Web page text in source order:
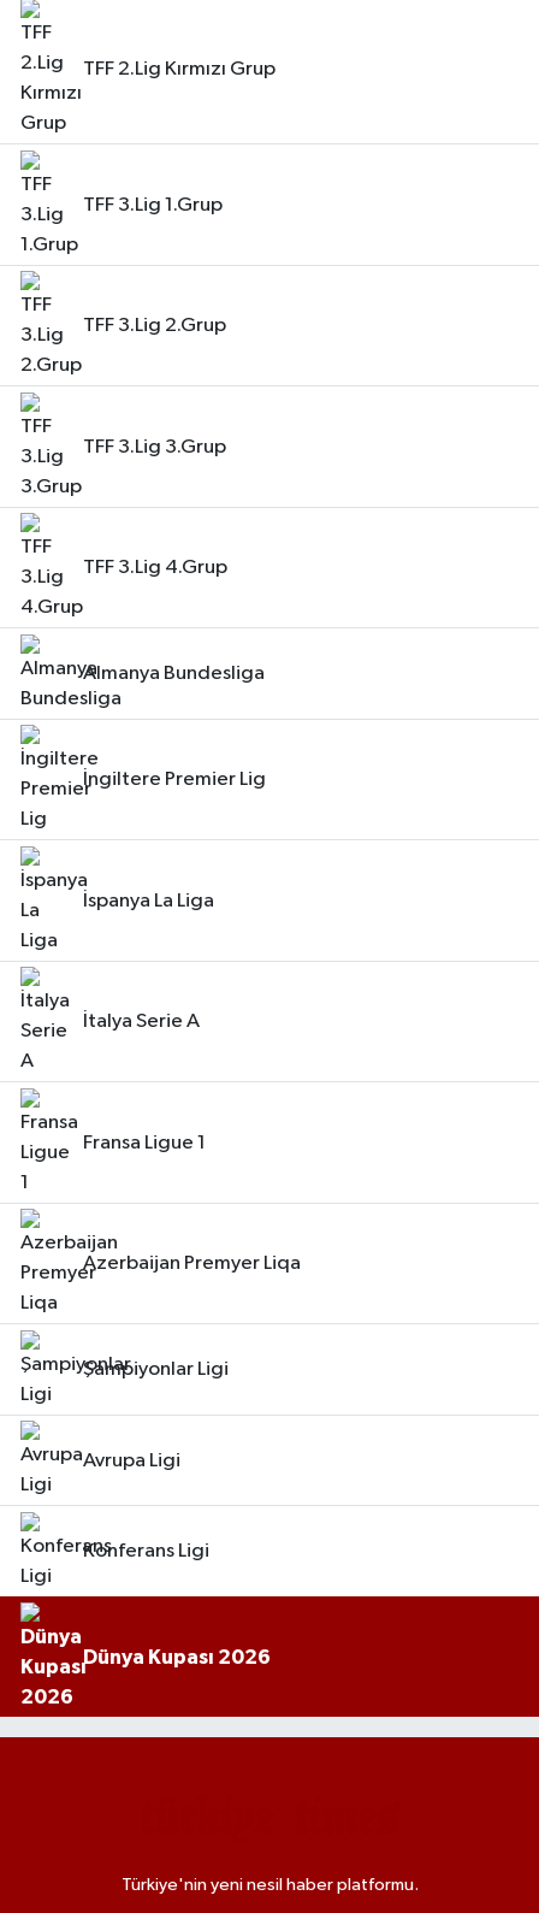
TFF 2.Lig Kırmızı Grup
TFF 3.Lig 1.Grup
TFF 3.Lig 2.Grup
TFF 3.Lig 3.Grup
TFF 3.Lig 4.Grup
Almanya Bundesliga
İngiltere Premier Lig
İspanya La Liga
İtalya Serie A
Fransa Ligue 1
Azerbaijan Premyer Liqa
Şampiyonlar Ligi
Avrupa Ligi
Konferans Ligi
Dünya Kupası 2026
Türkiye'nin yeni nesil haber platformu.